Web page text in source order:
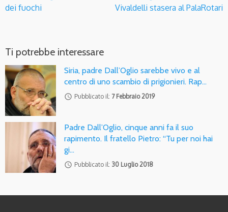
dei fuochi
Vivaldelli stasera al PalaRotari
Ti potrebbe interessare
Siria, padre Dall’Oglio sarebbe vivo e al
centro di uno scambio di prigionieri. Rap…
access_time Pubblicato il: 7 Febbraio 2019
Padre Dall’Oglio, cinque anni fa il suo
rapimento. Il fratello Pietro: “Tu per noi hai
gi…
access_time Pubblicato il: 30 Luglio 2018